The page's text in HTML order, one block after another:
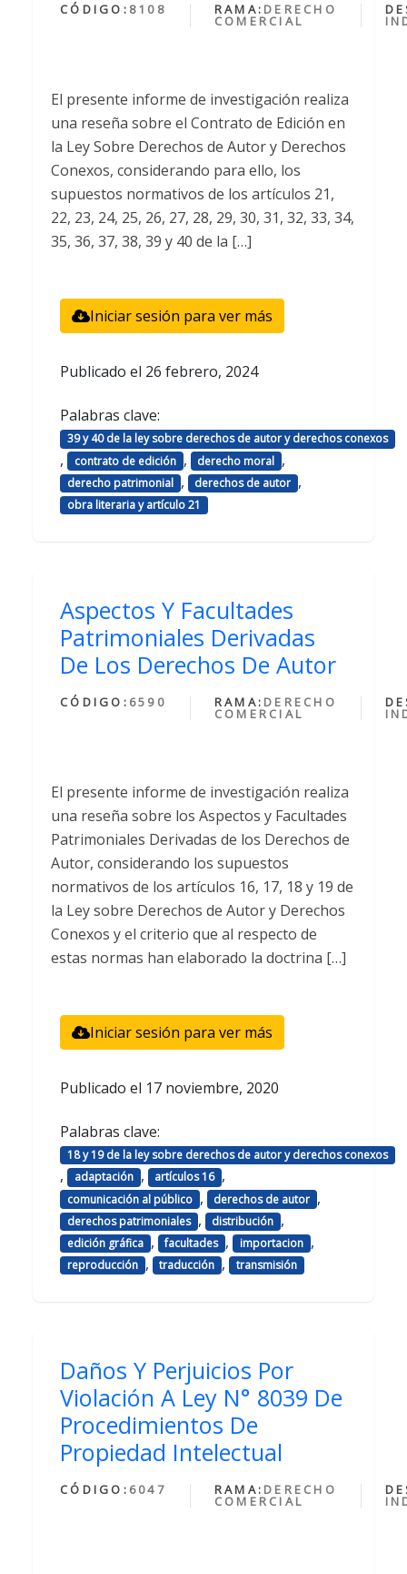
CÓDIGO: 8108 RAMA: DERECHO
COMERCIAL
El presente informe de investigación realiza
una reseña sobre el Contrato de Edición en
la Ley Sobre Derechos de Autor y Derechos
Conexos, considerando para ello, los
supuestos normativos de los artículos 21,
22, 23, 24, 25, 26, 27, 28, 29, 30, 31, 32, 33, 34,
35, 36, 37, 38, 39 y 40 de la […]
Iniciar sesión para ver más
Publicado el 26 febrero, 2024
Palabras clave:
39 y 40 de la ley sobre derechos de autor y derechos conexos
, contrato de edición , derecho moral ,
derecho patrimonial , derechos de autor ,
obra literaria y artículo 21
Aspectos Y Facultades
Patrimoniales Derivadas
De Los Derechos De Autor
CÓDIGO: 6590 RAMA: DERECHO
COMERCIAL
El presente informe de investigación realiza
una reseña sobre los Aspectos y Facultades
Patrimoniales Derivadas de los Derechos de
Autor, considerando los supuestos
normativos de los artículos 16, 17, 18 y 19 de
la Ley sobre Derechos de Autor y Derechos
Conexos y el criterio que al respecto de
estas normas han elaborado la doctrina […]
Iniciar sesión para ver más
Publicado el 17 noviembre, 2020
Palabras clave:
18 y 19 de la ley sobre derechos de autor y derechos conexos
, adaptación , artículos 16 ,
comunicación al público , derechos de autor ,
derechos patrimoniales , distribución ,
edición gráfica , facultades , importacion ,
reproducción , traducción , transmisión
Daños Y Perjuicios Por
Violación A Ley N° 8039 De
Procedimientos De
Propiedad Intelectual
CÓDIGO: 6047 RAMA: DERECHO
COMERCIAL